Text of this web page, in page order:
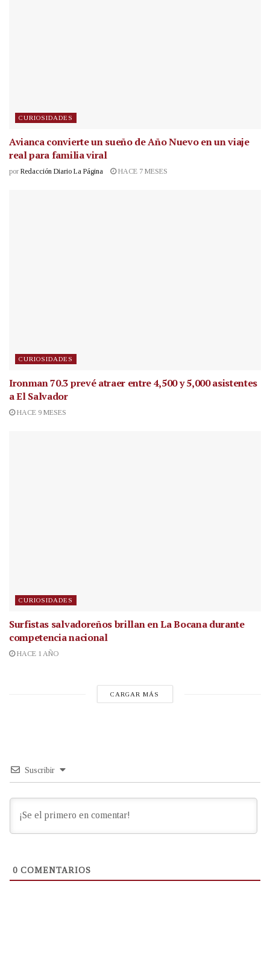
CURIOSIDADES
Avianca convierte un sueño de Año Nuevo en un viaje
real para familia viral
por Redacción Diario La Página HACE 7 MESES
CURIOSIDADES
Ironman 70.3 prevé atraer entre 4,500 y 5,000 asistentes
a El Salvador
HACE 9 MESES
CURIOSIDADES
Surfistas salvadoreños brillan en La Bocana durante
competencia nacional
HACE 1 AÑO
CARGAR MÁS
Suscribir
0 COMENTARIOS